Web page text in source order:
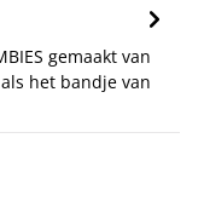
gemaakt van
het bandje van